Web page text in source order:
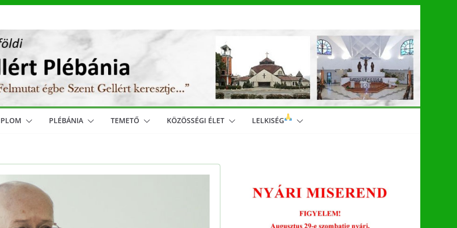
PLÉBÁNIA TEMETŐ KÖZÖSSÉGI ÉLET LELKISÉG